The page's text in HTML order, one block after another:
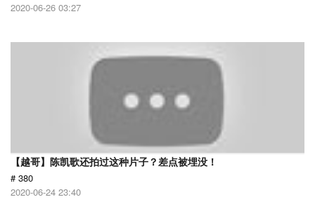
2020-06-26 03:27
【越哥】陈凯歌还拍过这种片子？差点被埋没！
# 380
2020-06-24 23:40